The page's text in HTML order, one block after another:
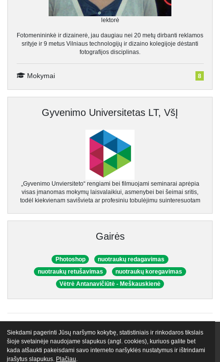
lektorė
Fotomenininkė ir dizainerė, jau daugiau nei 20 metų dirbanti reklamos
srityje ir 9 metus Vilniaus technologijų ir dizaino kolegijoje dėstanti
fotografijos disciplinas.
Mokymai 8
Gyvenimo Universitetas LT, VšĮ
„Gyvenimo Unviersiteto“ rengiami bei filmuojami seminarai aprėpia
visas įmanomas mokymų laisvalaikiui, asmenybei bei šeimai sritis,
todėl kiekvienam savišvieta ar profesiniu tobulėjimu suinteresuotam
Gairės
Photoshop
nuotraukų redagavimas
nuotraukų retušavimas
nuotraukų koregavimas
Vėtrė Antanavičiūtė - Meškauskienė
VIP narystės Nemokami mokymai Apie mus Lektoriai
Atsiliepimai Tinklaraštis Egu.lt biblioteka Kontaktai
Siekdami pagerinti Jūsų naršymo kokybę, statistiniais ir rinkodaros tikslais
šioje svetainėje naudojame slapukus (angl. cookies), kuriuos galite bet
kada atšaukti pakeisdami savo interneto naršyklės nustatymus ir ištrindami
įrašytus slapukus. Plačiau